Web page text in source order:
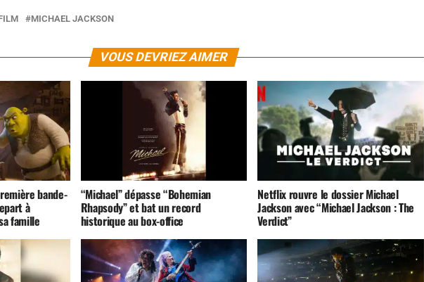
MICHAEL JACKSON
VOUS DEVRIEZ AIMER
bande-
à
famille
“Michael” dépasse “Bohemian
Rhapsody” et bat un record
historique au box-office
Netflix rouvre le dossier Michael
Jackson avec “Michael Jackson : The
Verdict”